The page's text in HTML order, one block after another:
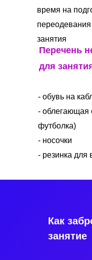
Перечень
для
- обувь на
- облегающая
футболка)
- носочки
- резинка для
время на
занятия
Как
занятие